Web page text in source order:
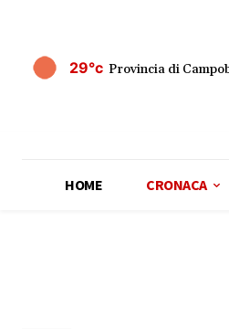
29°c Provincia di
HOME CRONACA